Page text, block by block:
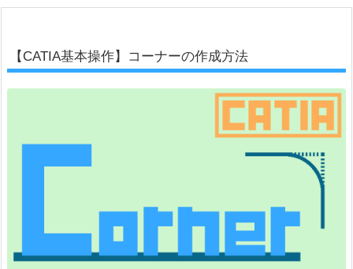
【CATIA基本操作】コーナーの作成方法